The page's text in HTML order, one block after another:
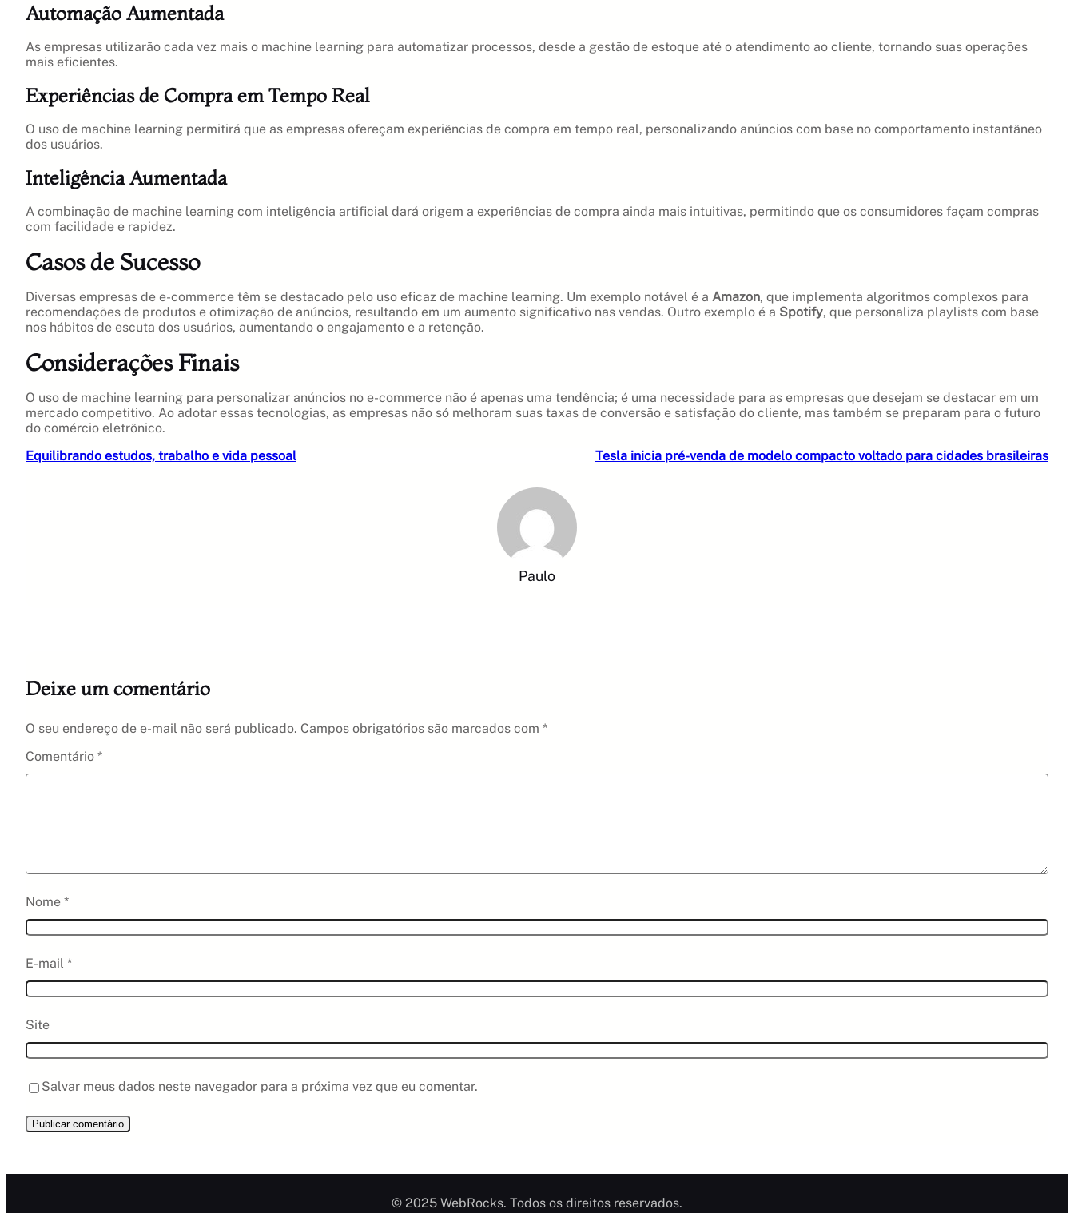
Automação Aumentada
As empresas utilizarão cada vez mais o machine learning para automatizar processos, desde a gestão de estoque até o atendimento ao cliente, tornando suas operações
mais eficientes.
Experiências de Compra em Tempo Real
O uso de machine learning permitirá que as empresas ofereçam experiências de compra em tempo real, personalizando anúncios com base no comportamento instantâneo
dos usuários.
Inteligência Aumentada
A combinação de machine learning com inteligência artificial dará origem a experiências de compra ainda mais intuitivas, permitindo que os consumidores façam compras
com facilidade e rapidez.
Casos de Sucesso
Diversas empresas de e-commerce têm se destacado pelo uso eficaz de machine learning. Um exemplo notável é a Amazon, que implementa algoritmos complexos para
recomendações de produtos e otimização de anúncios, resultando em um aumento significativo nas vendas. Outro exemplo é a Spotify, que personaliza playlists com base
nos hábitos de escuta dos usuários, aumentando o engajamento e a retenção.
Considerações Finais
O uso de machine learning para personalizar anúncios no e-commerce não é apenas uma tendência; é uma necessidade para as empresas que desejam se destacar em um
mercado competitivo. Ao adotar essas tecnologias, as empresas não só melhoram suas taxas de conversão e satisfação do cliente, mas também se preparam para o futuro
do comércio eletrônico.
Equilibrando estudos, trabalho e vida pessoal
Tesla inicia pré-venda de modelo compacto voltado para cidades brasileiras
Paulo
Deixe um comentário
O seu endereço de e-mail não será publicado. Campos obrigatórios são marcados com *
Comentário *
Nome *
E-mail *
Site
Salvar meus dados neste navegador para a próxima vez que eu comentar.
© 2025 WebRocks. Todos os direitos reservados.